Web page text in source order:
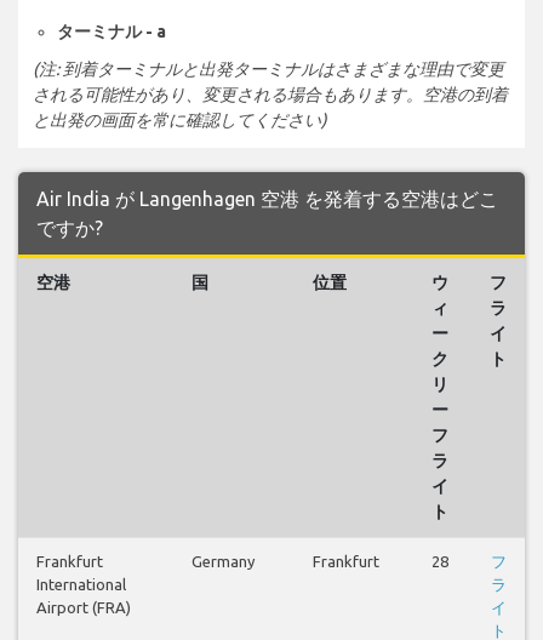
ターミナル - a
(注: 到着ターミナルと出発ターミナルはさまざまな理由で変更
される可能性があり、変更される場合もあります。空港の到着
と出発の画面を常に確認してください)
Air India が Langenhagen 空港 を発着する空港はどこ
ですか?
空港 国 位置
ウ
ィ
ー
ク
リ
ー
フ
ラ
イ
ト
フ
ラ
イ
ト
Frankfurt
International
Airport (FRA)
Germany Frankfurt 28
フ
ラ
イ
ト